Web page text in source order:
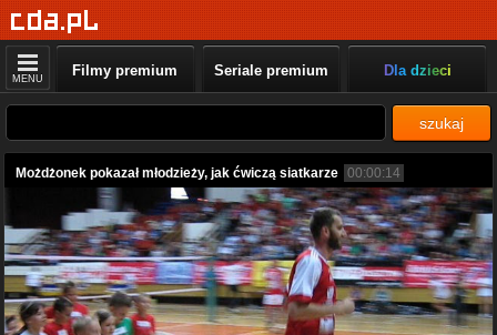
MENU Filmy premium Seriale premium Dla dzieci
szukaj
Możdżonek pokazał młodzieży, jak ćwiczą siatkarze 00:00:14